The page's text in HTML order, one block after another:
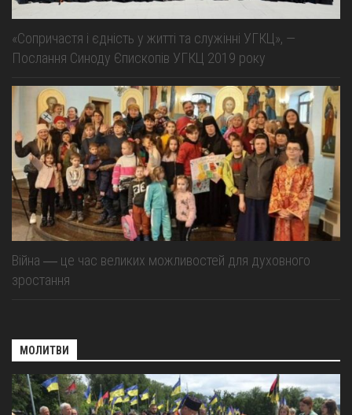
«Сопричастя і єдність у житті та служінні УГКЦ», —
Послання Синоду Єпископів УГКЦ 2019 року
Війна ― це час великих можливостей для духовного
зростання
МОЛИТВИ